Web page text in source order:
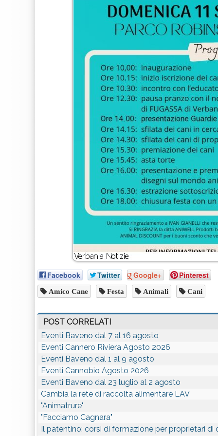
Facebook Twitter Google+ Pinterest
Amico Cane Festa Animali Cani
POST CORRELATI
Eventi Baveno dal 7 al 16 agosto
Eventi Cannero Riviera Agosto 2026
Eventi Baveno dal 1 al 9 agosto
Eventi Cannobio Agosto 2026
Eventi Baveno dal 23 luglio al 2 agosto
Cambia la rete di raccolta alimentare LAV
"Animatrure"
"Facciamo Cagnara"
Il patentino: corsi di formazione per proprietari di